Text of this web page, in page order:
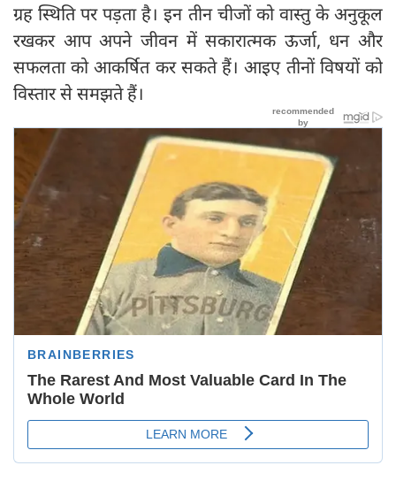
ग्रह स्थिति पर पड़ता है। इन तीन चीजों को वास्तु के अनुकूल
रखकर आप अपने जीवन में सकारात्मक ऊर्जा, धन और
सफलता को आकर्षित कर सकते हैं। आइए तीनों विषयों को
विस्तार से समझते हैं।